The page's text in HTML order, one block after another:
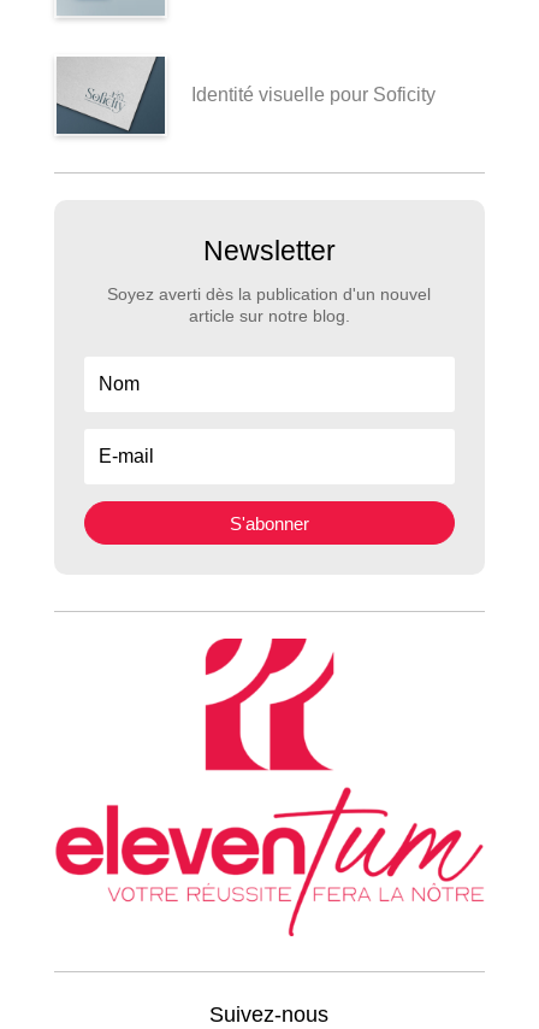
Identité visuelle pour Soficity
Newsletter
Soyez averti dès la publication d'un nouvel
article sur notre blog.
S'abonner
Suivez-nous